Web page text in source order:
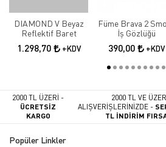
DIAMOND V Beyaz
Reflektif Baret
1.298,70 +KDV
Füme Brava 2
İş Gözlüğü
390,00 +KDV
2000 TL ÜZERİ -
ÜCRETSİZ
KARGO
2000 TL VE
ALIŞVERİŞLERİNİZDE -
TL İNDİRİM
Popüler Linkler